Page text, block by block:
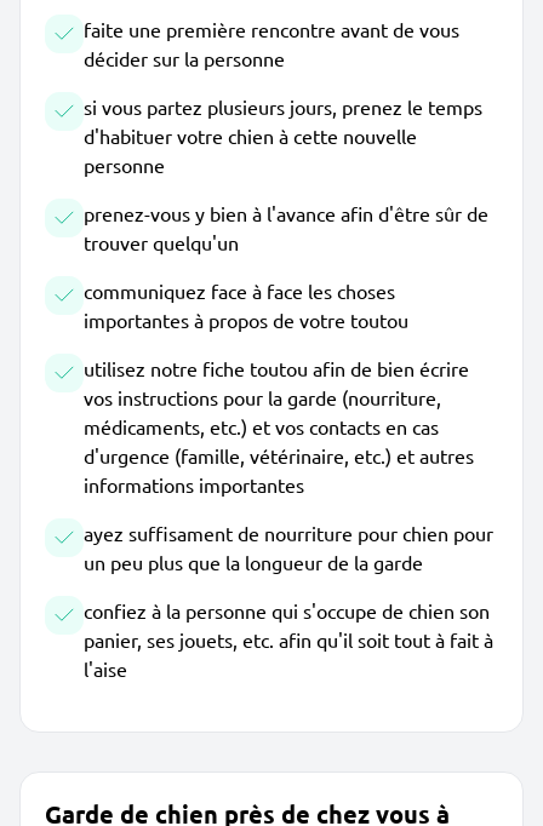
faite une première rencontre avant de vous
décider sur la personne
si vous partez plusieurs jours, prenez le temps
d'habituer votre chien à cette nouvelle
personne
prenez-vous y bien à l'avance afin d'être sûr de
trouver quelqu'un
communiquez face à face les choses
importantes à propos de votre toutou
utilisez notre fiche toutou afin de bien écrire
vos instructions pour la garde (nourriture,
médicaments, etc.) et vos contacts en cas
d'urgence (famille, vétérinaire, etc.) et autres
informations importantes
ayez suffisament de nourriture pour chien pour
un peu plus que la longueur de la garde
confiez à la personne qui s'occupe de chien son
panier, ses jouets, etc. afin qu'il soit tout à fait à
l'aise
Garde de chien près de chez vous à